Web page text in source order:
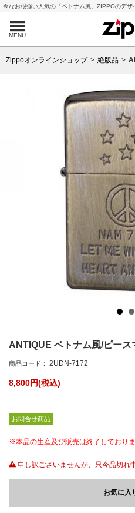
今なお根強い人気の「ベトナム風」ZIPPOのデザ
MENU
Zippoオンラインショップ 絶版品
ANTIQUE ベトナム風/ピース
商品コード： 2UDN-7172
8,800円(税込)
お問合せ商品
※本品の生産及び販売は終了しており
申し訳ございませんが、只今品切れ
お気に入